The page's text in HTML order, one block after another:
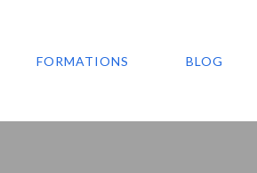
FORMATIONS BLOG